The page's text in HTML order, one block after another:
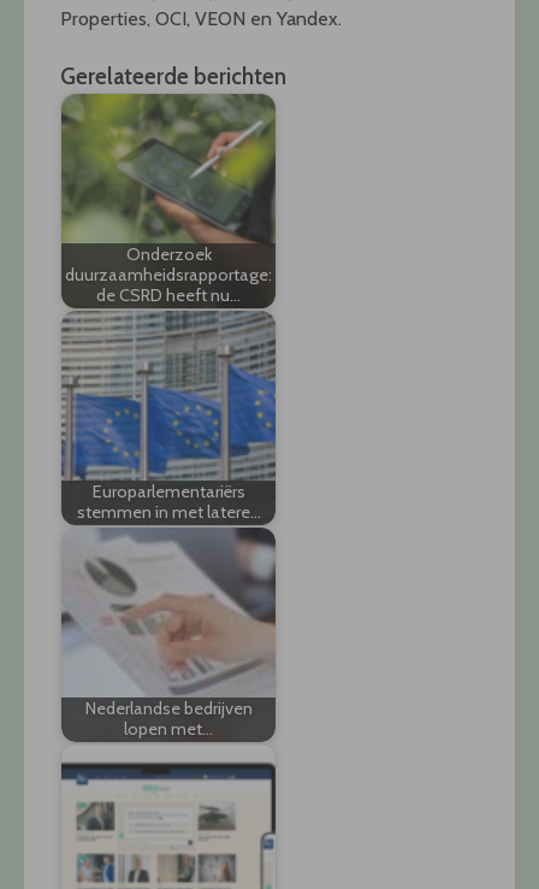
Properties, OCI, VEON en Yandex.
Gerelateerde berichten
Onderzoek
duurzaamheidsrapportage:
de CSRD heeft nu…
Europarlementariërs
stemmen in met latere…
Nederlandse bedrijven
lopen met…